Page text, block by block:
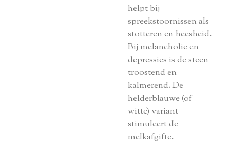
helpt bij
spreekstoornissen als
stotteren en heesheid.
Bij melancholie en
depressies is de steen
troostend en
kalmerend. De
helderblauwe (of
witte) variant
stimuleert de
melkafgifte.